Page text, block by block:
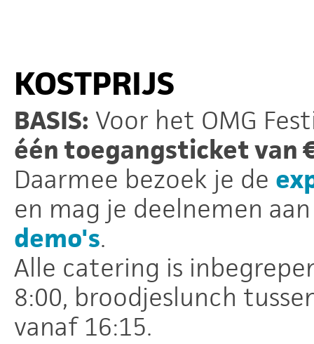
KOSTPRIJS
BASIS: Voor het OMG
één toegangsticket van
Daarmee bezoek je de
en mag je deelnemen
demo's.
Alle catering is
8:00, broodjeslunch
vanaf 16:15.